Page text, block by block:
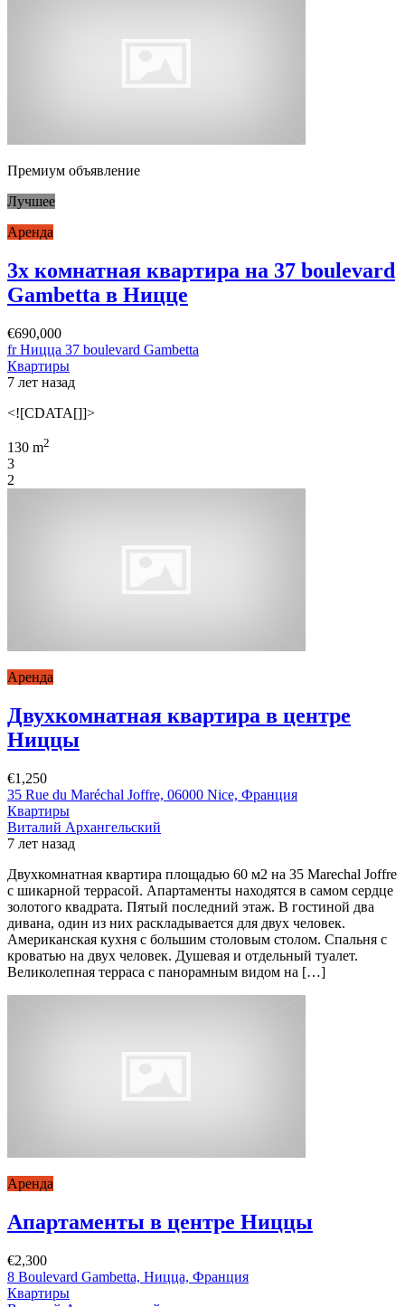
Премиум объявление
Лучшее
Аренда
3х комнатная квартира на 37 boulevard
Gambetta в Ницце
€690,000
fr Ницца 37 boulevard Gambetta
Квартиры
7 лет назад
<![CDATA[]]>
130 m2
3
2
Аренда
Двухкомнатная квартира в центре
Ниццы
€1,250
35 Rue du Maréchal Joffre, 06000 Nice, Франция
Квартиры
Виталий Архангельский
7 лет назад
Двухкомнатная квартира площадью 60 м2 на 35 Marechal Joffre
с шикарной террасой. Апартаменты находятся в самом сердце
золотого квадрата. Пятый последний этаж. В гостиной два
дивана, один из них раскладывается для двух человек.
Американская кухня с большим столовым столом. Спальня с
кроватью на двух человек. Душевая и отдельный туалет.
Великолепная терраса с панорамным видом на […]
Аренда
Апартаменты в центре Ниццы
€2,300
8 Boulevard Gambetta, Ницца, Франция
Квартиры